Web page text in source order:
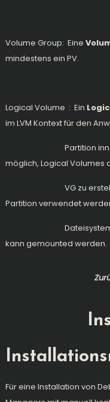
Volume Group: Eine
mindestens ein PV.
Logical Volume : Ein
im LVM Kontext für den
Partition innerhalb
möglich, Logical Volumes
VG zu erstellen.
Partition verwendet
Dateisysteme
kann gemounted werden.
Für eine Installation von